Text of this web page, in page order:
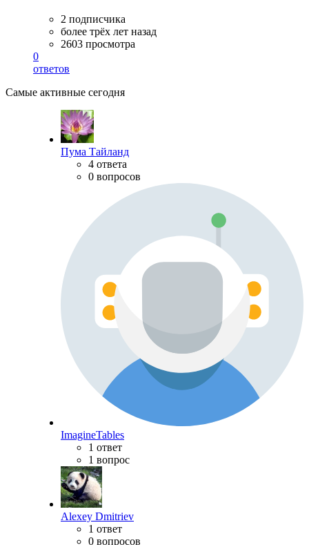
2 подписчика
более трёх лет назад
2603 просмотра
0
ответов
Самые активные сегодня
Пума Тайланд
4 ответа
0 вопросов
ImagineTables
1 ответ
1 вопрос
Alexey Dmitriev
1 ответ
0 вопросов